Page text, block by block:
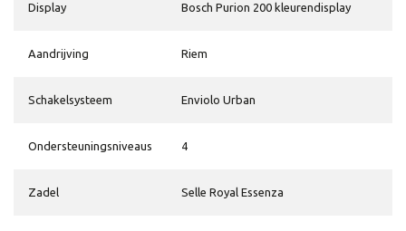
Display Bosch Purion 200 kleurendisplay
Aandrijving Riem
Schakelsysteem Enviolo Urban
Ondersteuningsniveaus 4
Zadel Selle Royal Essenza